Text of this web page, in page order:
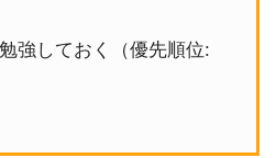
強しておく（優先順位: